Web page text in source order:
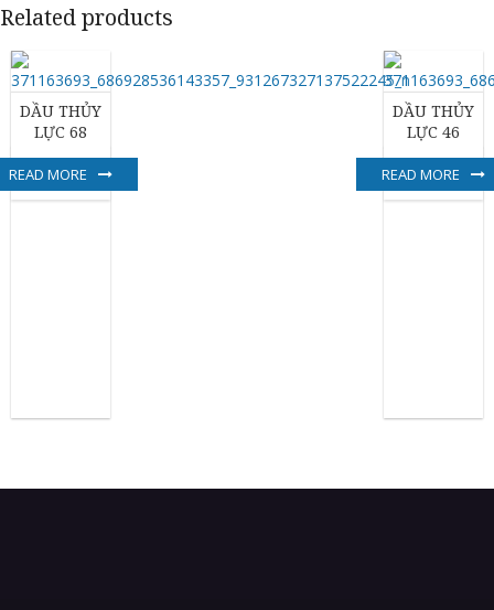
Related products
DẦU THỦY
LỰC 68
READ MORE
DẦU THỦY
LỰC 46
READ MORE